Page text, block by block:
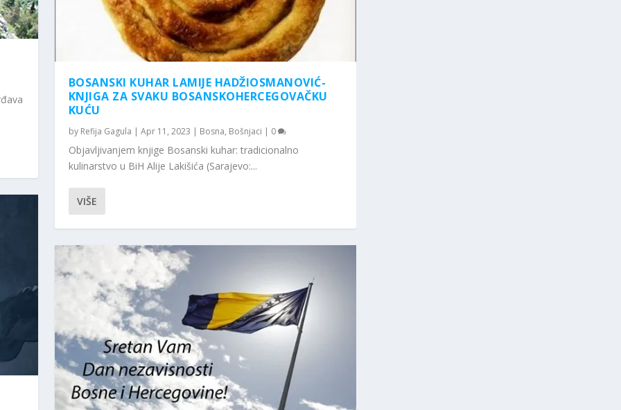
BOSANSKI KUHAR LAMIJE HADŽIOSMANOVIĆ-
KNJIGA ZA SVAKU BOSANSKOHERCEGOVAČKU
KUĆU
by Refija Gagula | Apr 11, 2023 | Bosna, Bošnjaci | 0
Objavljivanjem knjige Bosanski kuhar: tradicionalno
kulinarstvo u BiH Alije Lakišića (Sarajevo:...
VIŠE